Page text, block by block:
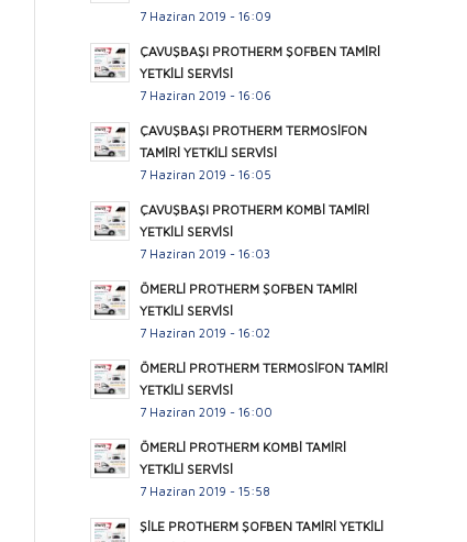
7 Haziran 2019 - 16:09
ÇAVUŞBAŞI PROTHERM ŞOFBEN TAMİRİ
YETKİLİ SERVİSİ
7 Haziran 2019 - 16:06
ÇAVUŞBAŞI PROTHERM TERMOSİFON
TAMİRİ YETKİLİ SERVİSİ
7 Haziran 2019 - 16:05
ÇAVUŞBAŞI PROTHERM KOMBİ TAMİRİ
YETKİLİ SERVİSİ
7 Haziran 2019 - 16:03
ÖMERLİ PROTHERM ŞOFBEN TAMİRİ
YETKİLİ SERVİSİ
7 Haziran 2019 - 16:02
ÖMERLİ PROTHERM TERMOSİFON TAMİRİ
YETKİLİ SERVİSİ
7 Haziran 2019 - 16:00
ÖMERLİ PROTHERM KOMBİ TAMİRİ
YETKİLİ SERVİSİ
7 Haziran 2019 - 15:58
ŞİLE PROTHERM ŞOFBEN TAMİRİ YETKİLİ